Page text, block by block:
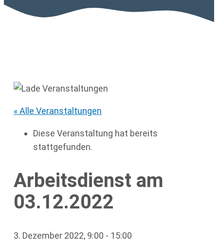
« Alle Veranstaltungen
Diese Veranstaltung hat bereits
stattgefunden.
Arbeitsdienst am
03.12.2022
3. Dezember 2022, 9:00 - 15:00